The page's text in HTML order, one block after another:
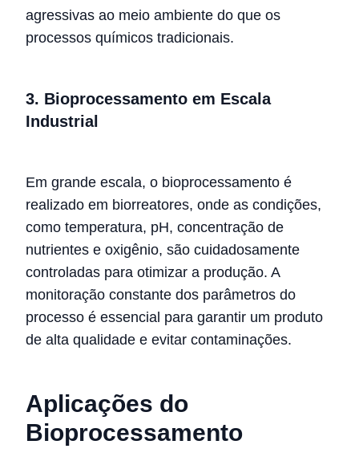
agressivas ao meio ambiente do que os
processos químicos tradicionais.
3. Bioprocessamento em Escala
Industrial
Em grande escala, o bioprocessamento é
realizado em biorreatores, onde as condições,
como temperatura, pH, concentração de
nutrientes e oxigênio, são cuidadosamente
controladas para otimizar a produção. A
monitoração constante dos parâmetros do
processo é essencial para garantir um produto
de alta qualidade e evitar contaminações.
Aplicações do
Bioprocessamento